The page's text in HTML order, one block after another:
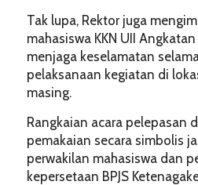
Tak lupa, Rektor juga
mahasiswa KKN UII
menjaga keselamatan
pelaksanaan kegiatan di
masing.
Rangkaian acara pelepasan
pemakaian secara simbolis
perwakilan mahasiswa dan
kepersetaan BPJS